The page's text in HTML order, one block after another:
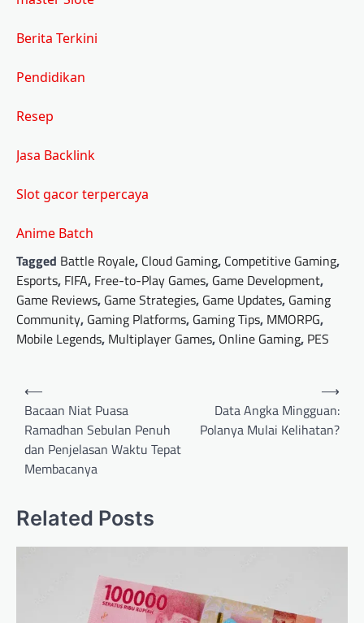
Berita Terkini
Pendidikan
Resep
Jasa Backlink
Slot gacor terpercaya
Anime Batch
Tagged Battle Royale, Cloud Gaming, Competitive Gaming,
Esports, FIFA, Free-to-Play Games, Game Development,
Game Reviews, Game Strategies, Game Updates, Gaming
Community, Gaming Platforms, Gaming Tips, MMORPG,
Mobile Legends, Multiplayer Games, Online Gaming, PES
Post
navigation
⟵
Bacaan Niat Puasa
Ramadhan Sebulan Penuh
dan Penjelasan Waktu Tepat
Membacanya
Data Angka Mingguan:
Polanya Mulai Kelihatan?
⟶
Related Posts